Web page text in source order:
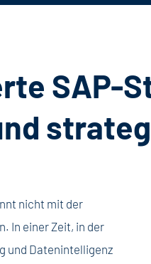
SAP-
nicht mit der
In einer Zeit, in der
und Datenintelligenz